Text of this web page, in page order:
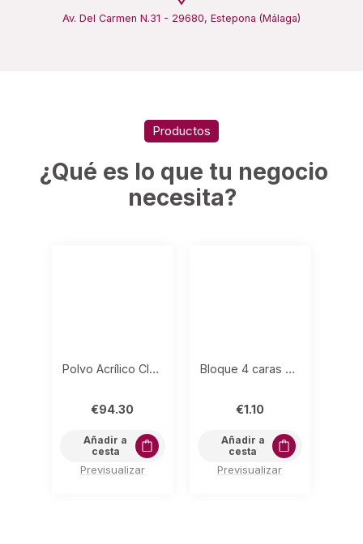
Av. Del Carmen N.31 - 29680, Estepona (Málaga)
Productos
¿Qué es lo que tu negocio
necesita?
Añadir a
cesta
Previsualizar
Polvo Acrílico Claro 500gr
€94.30
Añadir a
cesta
Previsualizar
Bloque 4 caras Violeta Ud.
€1.10